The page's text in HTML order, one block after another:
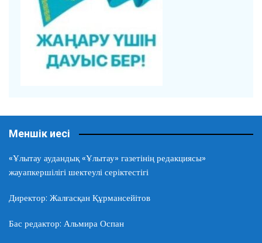
Меншік иесі
«Ұлытау аудандық «Ұлытау» газетінің редакциясы»
жауапкершілігі шектеулі серіктестігі
Директор: Жалғасқан Құрмансейітов
Бас редактор: Альмира Оспан